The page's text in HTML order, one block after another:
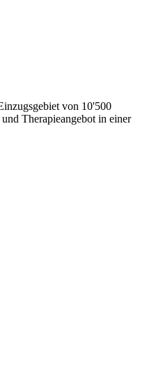
von 10'500
Therapieangebot in einer